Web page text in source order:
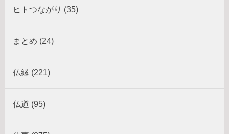
ヒトつながり (35)
まとめ (24)
仏縁 (221)
仏道 (95)